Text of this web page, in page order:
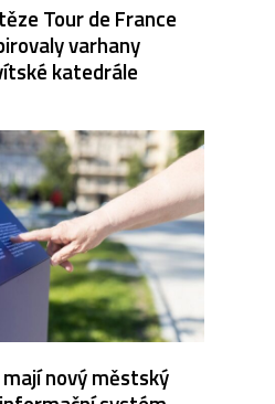
Tour de France
varhany
katedrále
nový městský